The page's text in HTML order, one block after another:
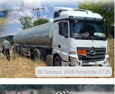
09 Temmuz 2026 Perşembe 17:25